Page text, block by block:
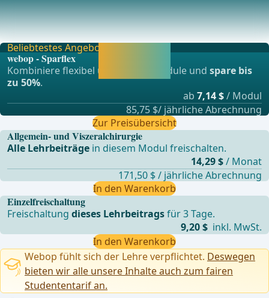
Rct in croHn's Disease: Comparing mANual (End to End
and Kono-s) Versus stapleD Side TO Side Ileoco
Einzelfreischaltung
Freischaltungdieses Lehrbeitragsfür 3 Tage.
9,20 $ inkl. MwSt.
In den Warenkorb
Beliebtestes Angebot
webop - Sparflex
Kombiniere flexibel unsere Lernmodule undspare bis
zu 50%.
ab 7,14 $/ Modul
85,75 $/ jährliche Abrechnung
Zur Preisübersicht
Allgemein- und Viszeralchirurgie
Alle Lehrbeiträge in diesem Modul freischalten.
14,29 $/ Monat
171,50 $ / jährliche Abrechnung
In den Warenkorb
Webop fühlt sich der Lehre verpflichtet. Deswegen
bieten wir alle unsere Inhalte auch zum fairen
Studententarif an.